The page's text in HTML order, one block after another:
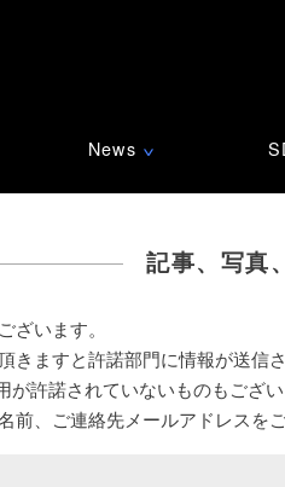
News ∨
記事、写真
ざいます。
きますと許諾部門に情報が送信
が許諾されていないものもござ
前、ご連絡先メールアドレスを